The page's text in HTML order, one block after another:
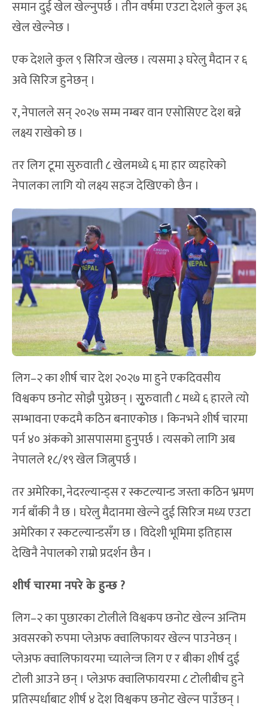
समान दुई खेल खेल्नुपर्छ । तीन वर्षमा एउटा देशले कुल ३६
खेल खेल्नेछ ।
एक देशले कुल ९ सिरिज खेल्छ । त्यसमा ३ घरेलु मैदान र ६
अवे सिरिज हुनेछन् ।
र, नेपालले सन् २०२७ सम्म नम्बर वान एसोसिएट देश बन्ने
लक्ष्य राखेको छ ।
तर लिग टूमा सुरुवाती ८ खेलमध्ये ६ मा हार व्यहारेको
नेपालका लागि यो लक्ष्य सहज देखिएको छैन ।
लिग–२ का शीर्ष चार देश २०२७ मा हुने एकदिवसीय
विश्वकप छनोट सोझै पुग्नेछन् । सृुरुवाती ८ मध्ये ६ हारले त्यो
सम्भावना एकदमै कठिन बनाएकोछ । किनभने शीर्ष चारमा
पर्न ४० अंकको आसपासमा हुनुपर्छ । त्यसको लागि अब
नेपालले १८/१९ खेल जित्नुपर्छ ।
तर अमेरिका, नेदरल्यान्ड्स र स्कटल्यान्ड जस्ता कठिन भ्रमण
गर्न बाँकी नै छ । घरेलु मैदानमा खेल्ने दुई सिरिज मध्य एउटा
अमेरिका र स्कटल्यान्डसँग छ । विदेशी भूमिमा इतिहास
देखिनै नेपालको राम्रो प्रदर्शन छैन ।
शीर्ष चारमा नपरे के हुन्छ ?
लिग–२ का पुछारका टोलीले विश्वकप छनोट खेल्न अन्तिम
अवसरको रुपमा प्लेअफ क्वालिफायर खेल्न पाउनेछन् ।
प्लेअफ क्वालिफायरमा च्यालेन्ज लिग ए र बीका शीर्ष दुई
टोली आउने छन् । प्लेअफ क्वालिफायरमा ८ टोलीबीच हुने
प्रतिस्पर्धाबाट शीर्ष ४ देश विश्वकप छनोट खेल्न पाउँछन् ।